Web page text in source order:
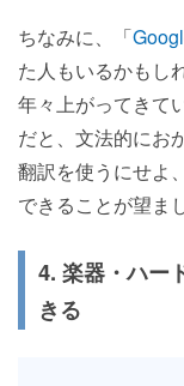
ちなみに、「
た人もいるかもし
年々上がってきて
だと、文法的にお
翻訳を使うにせよ
できることが望ま
4. 楽器・ハー
きる